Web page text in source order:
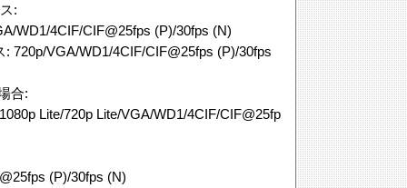
:
WD1/4CIF/CIF@25fps (P)/30fps (N)
720p/VGA/WD1/4CIF/CIF@25fps (P)/30fps
合:
Lite/720p Lite/VGA/WD1/4CIF/CIF@25fp
(P)/30fps (N)